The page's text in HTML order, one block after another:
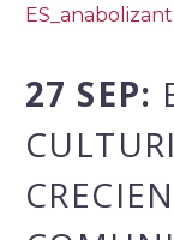
27 SEP: